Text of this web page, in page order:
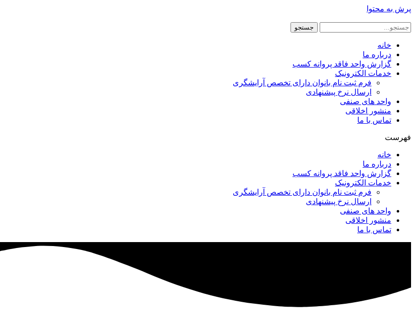
پرش به محتوا
جستجو
خانه
درباره ما
گزارش واحد فاقد پروانه کسب
خدمات الکترونیک
فرم ثبت نام بانوان دارای تخصص آرایشگری
ارسال نرخ پیشنهادی
واحد های صنفی
منشور اخلاقی
تماس با ما
فهرست
خانه
درباره ما
گزارش واحد فاقد پروانه کسب
خدمات الکترونیک
فرم ثبت نام بانوان دارای تخصص آرایشگری
ارسال نرخ پیشنهادی
واحد های صنفی
منشور اخلاقی
تماس با ما